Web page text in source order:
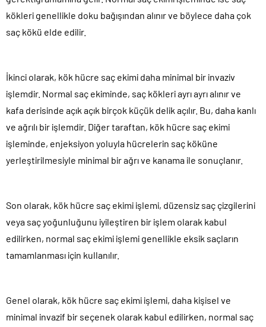
kökleri genellikle doku bağışından alınır ve böylece daha çok
saç kökü elde edilir.
İkinci olarak, kök hücre saç ekimi daha minimal bir invaziv
işlemdir. Normal saç ekiminde, saç kökleri ayrı ayrı alınır ve
kafa derisinde açık açık birçok küçük delik açılır. Bu, daha kanlı
ve ağrılı bir işlemdir. Diğer taraftan, kök hücre saç ekimi
işleminde, enjeksiyon yoluyla hücrelerin saç köküne
yerleştirilmesiyle minimal bir ağrı ve kanama ile sonuçlanır.
Son olarak, kök hücre saç ekimi işlemi, düzensiz saç çizgilerini
veya saç yoğunluğunu iyileştiren bir işlem olarak kabul
edilirken, normal saç ekimi işlemi genellikle eksik saçların
tamamlanması için kullanılır.
Genel olarak, kök hücre saç ekimi işlemi, daha kişisel ve
minimal invazif bir seçenek olarak kabul edilirken, normal saç